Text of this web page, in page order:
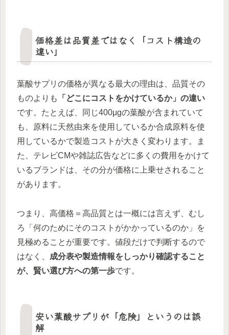
価格差は品質差ではなく「コスト構造の
違い」
葉酸サプリの価格が異なる最大の理由は、品質その
ものよりも
「どこにコストをかけているか」の違い
です。たとえば、同じ400μgの葉酸が含まれていて
も、原料に天然由来を使用しているか合成原料を使
用しているかで製造コストが大きく変わります。ま
た、テレビCMや雑誌広告などに多くの費用をかけて
いるブランドは、その分が価格に上乗せされること
があります。
つまり、高価格＝高品質とは一概には言えず、むし
ろ「何のためにそのコストがかかっているのか」を
見極めることが重要です。値段だけで判断するので
はなく、 成分表や製造情報をしっかり確認すること
が、賢い選び方への第一歩です。
安い葉酸サプリが「危険」というのは誤
解